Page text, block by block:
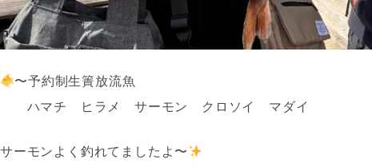
〜予約制生簀放流魚
ハマチ ヒラメ サーモン クロソイ マダイ
サーモンよく釣れてましたよ〜